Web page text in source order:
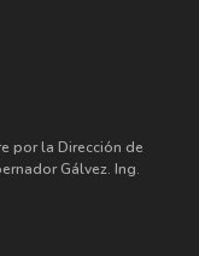
por la Dirección de
Gálvez. Ing.